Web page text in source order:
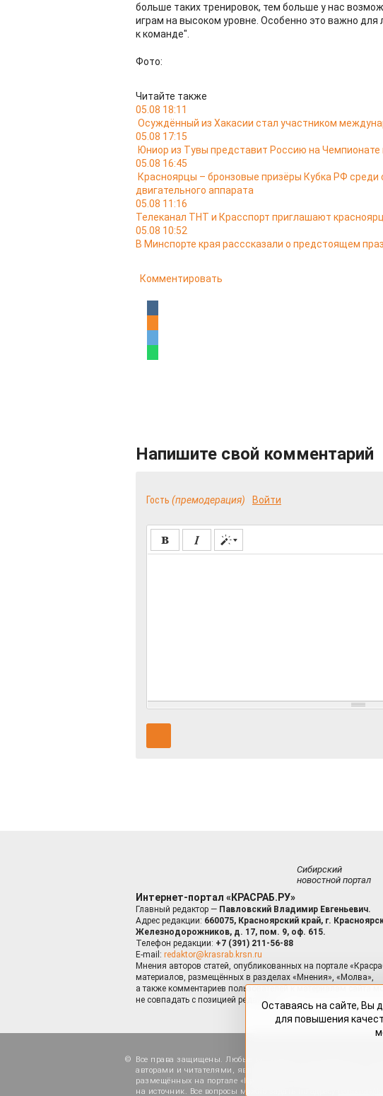
больше таких тренировок, тем больше у нас
играм на высоком уровне. Особенно это важно
к команде".
Фото:
Читайте также
05.08 18:11
Осуждённый из Хакасии стал участником
05.08 17:15
Юниор из Тувы представит Россию на
05.08 16:45
Красноярцы – бронзовые призёры Кубка РФ
двигательного аппарата
05.08 11:16
Телеканал ТНТ и Красспорт приглашают
05.08 10:52
В Минспорте края расссказали о предстоящем
Комментировать
Напишите свой комментарий
Гость (премодерация) Войти
Сибирский
новостной портал
Интернет-портал «КРАСРАБ.РУ»
Главный редактор — Павловский Владимир Евгеньевич.
Адрес редакции: 660075, Красноярский край, г.
Железнодорожников, д. 17, пом. 9, оф. 615.
Телефон редакции: +7 (391) 211-56-88
E-mail: redaktor@krasrab.krsn.ru
Мнения авторов статей, опубликованных на портале
материалов, размещённых в разделах «Мнения», «Молва»,
а также комментариев пользователей к материалам сайта
не совпадать с позицией редакции.
Все права защищены. Любые материалы, размещённые на
авторами и читателями, являются объектами авторского
размещённых на портале «Красраб.ру», допускается только
на источник. Все вопросы можно задать по адресу
Оставаясь на сайте, Вы
для повышения